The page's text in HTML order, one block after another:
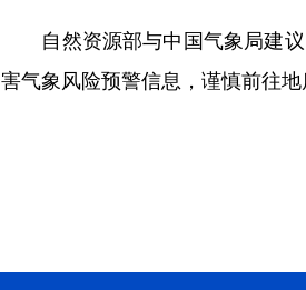
自然资源部与中国气象局建议
害气象风险预警信息，谨慎前往地